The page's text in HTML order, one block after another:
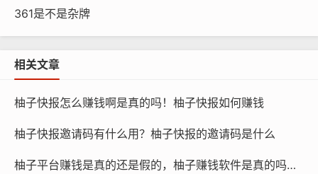
361是不是杂牌
相关文章
柚子快报怎么赚钱啊是真的吗！柚子快报如何赚钱
柚子快报邀请码有什么用？柚子快报的邀请码是什么
柚子平台赚钱是真的还是假的，柚子赚钱软件是真的吗还是假的？